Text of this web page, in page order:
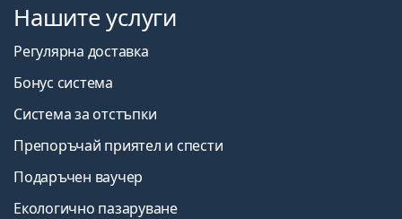
Нашите услуги
Регулярна доставка
Бонус система
Система за отстъпки
Препоръчай приятел и спести
Подаръчен ваучер
Екологично пазаруване